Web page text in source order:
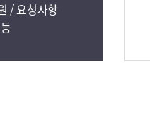
/ 요청사항